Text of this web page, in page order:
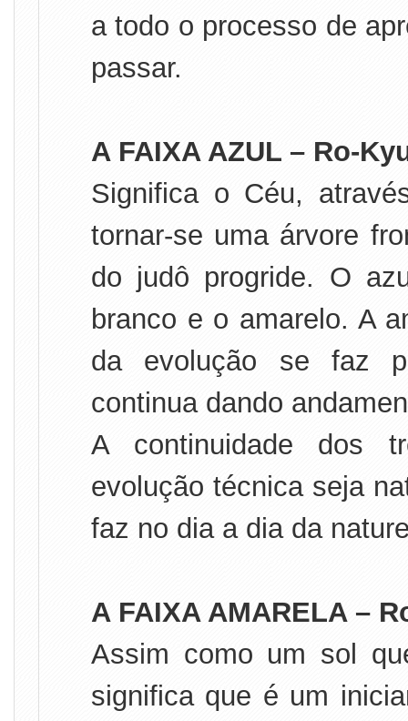
a todo o processo de
passar.
A FAIXA AZUL – Ro-
Significa o Céu,
tornar-se uma árvore
do judô progride. O
branco e o amarelo. A
da evolução se faz
continua dando
A continuidade dos
evolução técnica seja
faz no dia a dia da
A FAIXA AMARELA –
Assim como um sol
significa que é um